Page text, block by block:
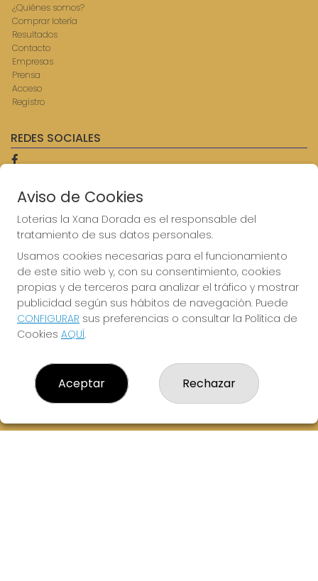
¿Quiénes somos?
Comprar lotería
Resultados
Contacto
Empresas
Prensa
Acceso
Registro
REDES SOCIALES
CONTACTO
ADMINISTRACION DE LOTERIAS: 9-AVILES - RECEPTOR
OFICIAL: 57750
Clica aquí para contactar por WhatsApp
614069067
info@laxanadorada.com
Fernandez Balsera 26 bajo
Aviles, 33402
(Asturias) España
LEGAL
Aviso Legal
Política de Privacidad
Condiciones de Compra
Aviso de Cookies
Loterias la Xana Dorada es el responsable del
tratamiento de sus datos personales.
Usamos cookies necesarias para el funcionamiento
de este sitio web y, con su consentimiento, cookies
propias y de terceros para analizar el tráfico y mostrar
publicidad según sus hábitos de navegación. Puede
CONFIGURAR sus preferencias o consultar la Política de
Cookies AQUÍ.
Aceptar Rechazar